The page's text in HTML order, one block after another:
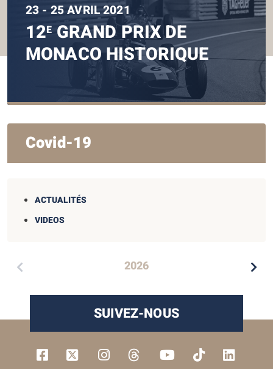
23 - 25 AVRIL 2021
12E GRAND PRIX DE
MONACO HISTORIQUE
ACTUALITÉS
VIDEOS
2026
Covid-19
SUIVEZ-NOUS